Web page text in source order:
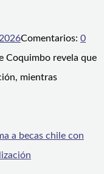
Comentarios: 0
Coquimbo revela que
mientras